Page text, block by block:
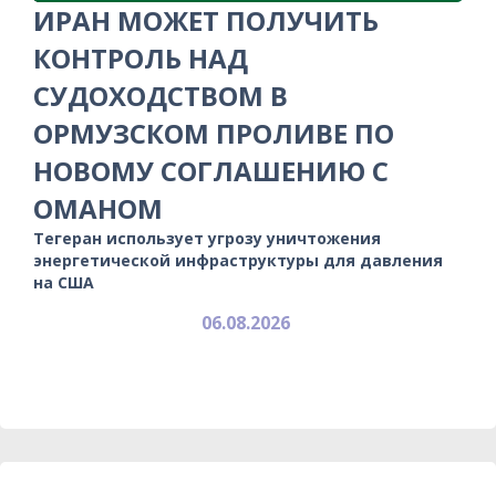
ИРАН МОЖЕТ ПОЛУЧИТЬ
КОНТРОЛЬ НАД
СУДОХОДСТВОМ В
ОРМУЗСКОМ ПРОЛИВЕ ПО
НОВОМУ СОГЛАШЕНИЮ С
ОМАНОМ
Тегеран использует угрозу уничтожения
энергетической инфраструктуры для давления
на США
06.08.2026